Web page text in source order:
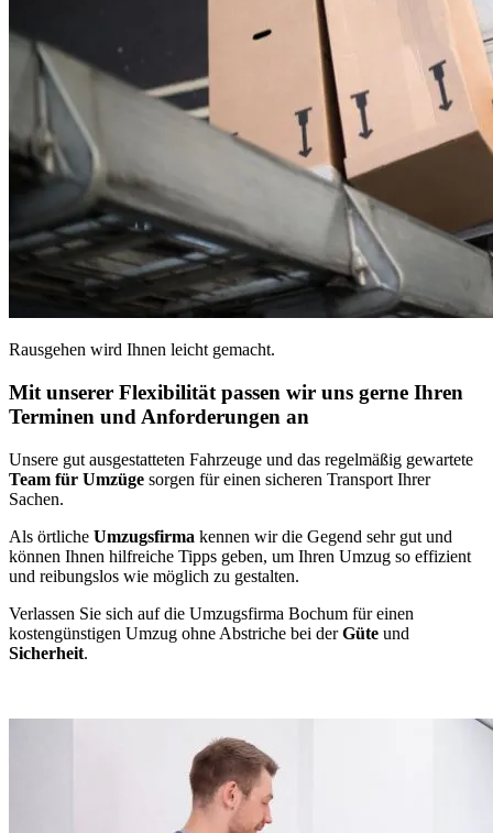
Rausgehen wird Ihnen leicht gemacht.
Mit unserer Flexibilität passen wir uns gerne Ihren
Terminen und Anforderungen an
Unsere gut ausgestatteten Fahrzeuge und das regelmäßig gewartete
Team für Umzüge sorgen für einen sicheren Transport Ihrer
Sachen.
Als örtliche Umzugsfirma kennen wir die Gegend sehr gut und
können Ihnen hilfreiche Tipps geben, um Ihren Umzug so effizient
und reibungslos wie möglich zu gestalten.
Verlassen Sie sich auf die Umzugsfirma Bochum für einen
kostengünstigen Umzug ohne Abstriche bei derGüte und
Sicherheit.